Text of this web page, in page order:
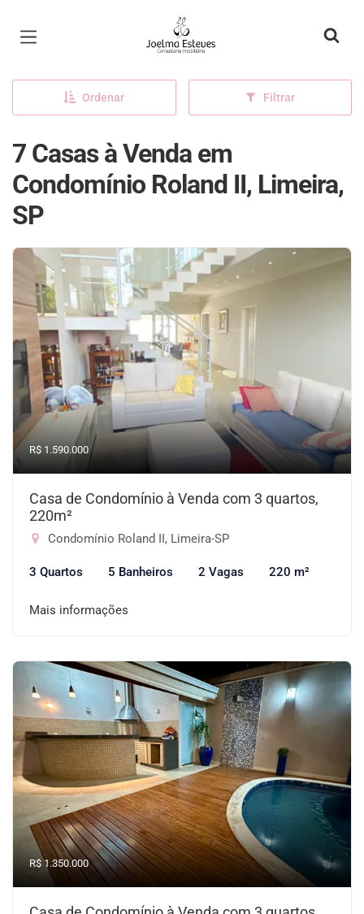
Página inicial
Ordenar Filtrar
7 Casas à Venda em
Condomínio Roland II, Limeira,
SP
R$ 1.590.000
Casa de Condomínio à Venda com 3 quartos,
220m²
Condomínio Roland II, Limeira-SP
3 Quartos 5 Banheiros 2 Vagas 220 m²
Mais informações
R$ 1.350.000